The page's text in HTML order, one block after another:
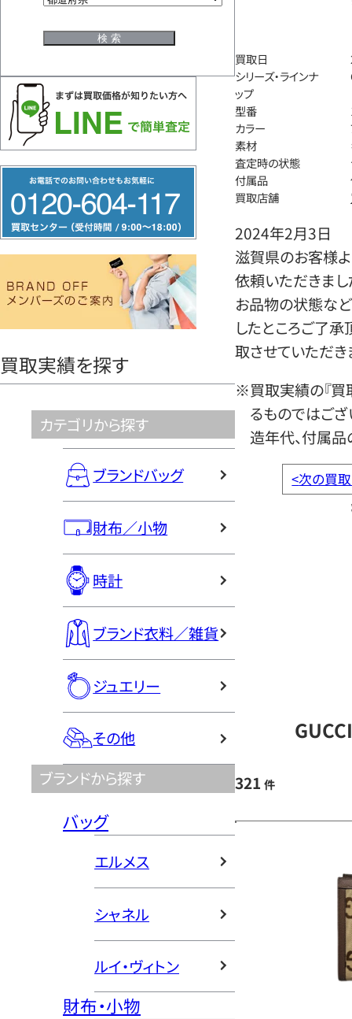
リ
ー
ヤ
買取実績を探す
カテゴリから探す
ブランドバッグ
財布／小物
時計
ブランド衣料／雑貨
ジュエリー
その他
ブランドから探す
バッグ
エルメス
シャネル
ルイ・ヴィトン
財布・小物
買取日
シリーズ・ラインナ
ップ
型番
カラー
素材
査定時の状態
付属品
買取店舗
2024年2月3日
滋賀県のお客様よ
依頼いただきまし
お品物の状態など
したところご了
取させていただき
※買取実績の『買
るものではござ
造年代、付属品
<次の買
321 件